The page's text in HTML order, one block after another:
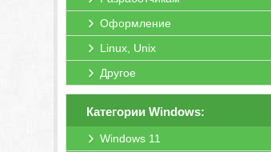
Оформление
Linux, Unix
Другое
Категории Windows:
Windows 11